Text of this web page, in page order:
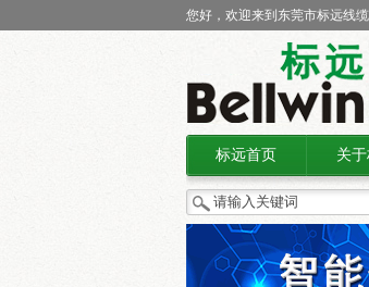
您好，欢迎来到东莞市标远线
标远首页 关